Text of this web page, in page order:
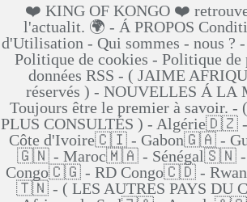
❤️ KING OF KONGO ❤️
l'actualit. 🌍 - Á PROPOS
d'Utilisation - Qui sommes - nous ?
Politique de cookies - Politique de
données RSS - ( JAIME
réservés ) - NOUVELLES Á LA
Toujours être le premier à savoir. -
PLUS CONSULTÉS ) -
Côte d'Ivoire🇨🇮 - Gabon🇬🇦 -
🇬🇳 - Maroc🇲🇦 - Sénégal🇸🇳 -
Congo🇨🇬 - RD Congo🇨🇩 -
🇹🇳 - ( LES AUTRES PAYS DU